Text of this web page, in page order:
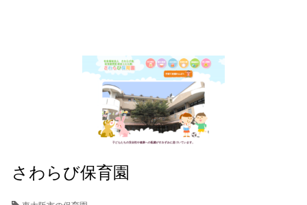
さわらび保育園